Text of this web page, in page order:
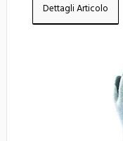
Dettagli Articolo